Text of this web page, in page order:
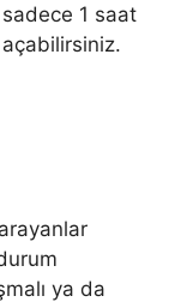
1 saat
arayanlar
ya da